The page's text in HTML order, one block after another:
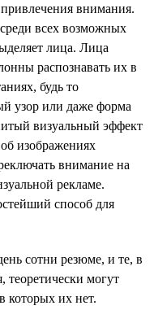
внимания.
всех возможных
лица. Лица
распознавать их в
будь то
узор или даже форма
визуальный эффект
изображениях
внимание на
рекламе.
способ для
сотни резюме, и те, в
теоретически могут
которых их нет.